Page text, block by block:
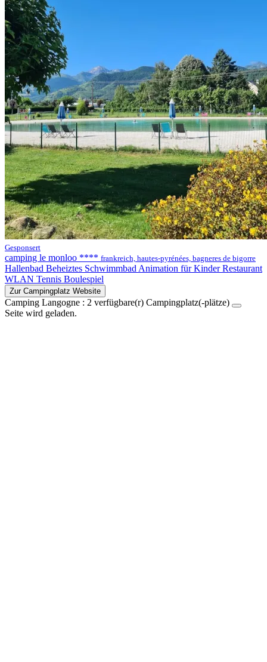
Gesponsert
camping le monloo **** frankreich, hautes-pyrénées, bagneres de bigorre
Hallenbad Beheiztes SchwimmbadAnimation für KinderRestaurant
WLAN Tennis Boulespiel
Zur Campingplatz Website
Camping Langogne : 2 verfügbare(r) Campingplatz(-plätze)
Seite wird geladen.